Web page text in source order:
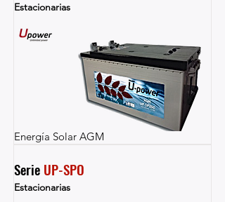
Estacionarias
Energía Solar AGM
Serie UP-SPO
Estacionarias